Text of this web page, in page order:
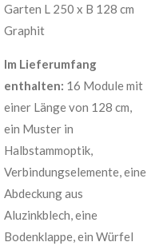
Garten L 250 x B 128 cm
Graphit
Im Lieferumfang
enthalten: 16 Module mit
einer Länge von 128 cm,
ein Muster in
Halbstammoptik,
Verbindungselemente, eine
Abdeckung aus
Aluzinkblech, eine
Bodenklappe, ein Würfel